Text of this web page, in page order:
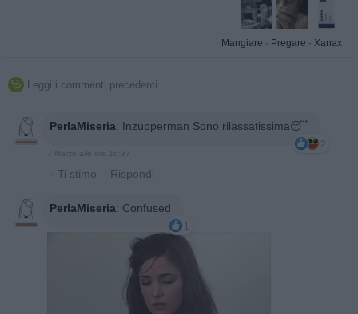
Mangiare · Pregare · Xanax
 Leggi i commenti precedenti...
PerlaMiseria: Inzupperman Sono rilassatissima😴
2
7 Marzo alle ore 16:37
· Ti stimo · Rispondi
PerlaMiseria: Confused
1